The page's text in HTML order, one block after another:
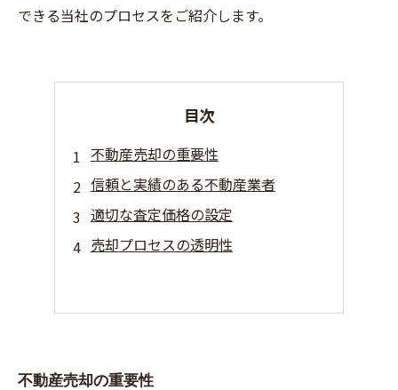
できる当社のプロセスをご紹介します。
目次
不動産売却の重要性
信頼と実績のある不動産業者
適切な査定価格の設定
売却プロセスの透明性
不動産売却の重要性